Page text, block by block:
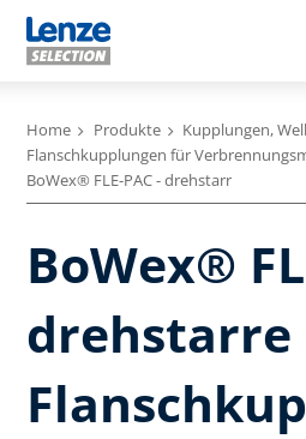
Home Produkte
Kupplungen,
Flanschkupplungen für
BoWex® FLE-PAC - drehstarr
BoWex®
drehstarre